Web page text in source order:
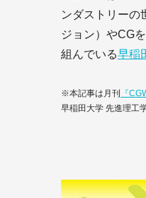
ンダストリーの
ジョン）やCG
組んでいる早稲
※本記事は月刊 『
早稲田大学 先進理工